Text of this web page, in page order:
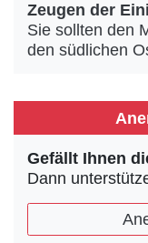
Zeugen der
Sie sollten den
den südlichen
Gefällt Ihnen
Dann